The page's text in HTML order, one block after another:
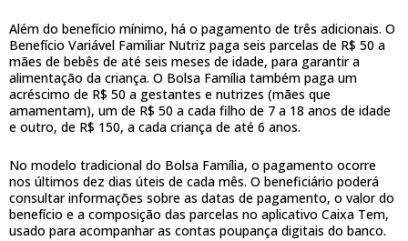
Além do benefício mínimo, há o pagamento de três adicionais. O
Benefício Variável Familiar Nutriz paga seis parcelas de R$ 50 a
mães de bebês de até seis meses de idade, para garantir a
alimentação da criança. O Bolsa Família também paga um
acréscimo de R$ 50 a gestantes e nutrizes (mães que
amamentam), um de R$ 50 a cada filho de 7 a 18 anos de idade
e outro, de R$ 150, a cada criança de até 6 anos.
No modelo tradicional do Bolsa Família, o pagamento ocorre
nos últimos dez dias úteis de cada mês. O beneficiário poderá
consultar informações sobre as datas de pagamento, o valor do
benefício e a composição das parcelas no aplicativo Caixa Tem,
usado para acompanhar as contas poupança digitais do banco.